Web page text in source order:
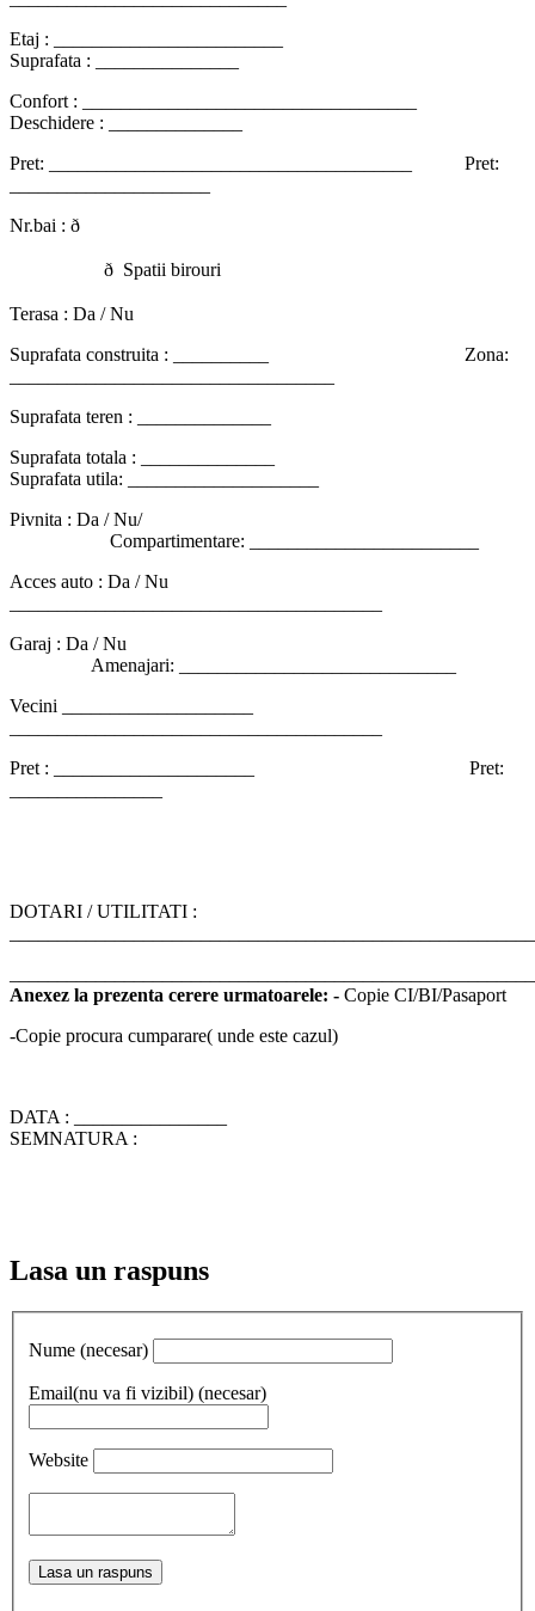
Etaj : ________________________
Suprafata : _______________
Confort : ___________________________________
Deschidere : ______________
Pret: ______________________________________ Pret:
Nr.bai : ð
ð Spatii birouri
Terasa : Da / Nu
Suprafata construita : __________ Zona:
Suprafata teren : ______________
Suprafata totala : ______________
Suprafata utila: ____________________
Pivnita : Da / Nu/
Compartimentare: ________________________
Acces auto : Da / Nu
Garaj : Da / Nu
Amenajari: _____________________________
Vecini ____________________
Pret : _____________________ Pret:
DOTARI / UTILITATI :
Anexez la prezenta cerere urmatoarele: - Copie CI/BI/Pasaport
-Copie procura cumparare( unde este cazul)
DATA : ________________
SEMNATURA :
Lasa un raspuns
Nume (necesar)
Email(nu va fi vizibil) (necesar)
Website